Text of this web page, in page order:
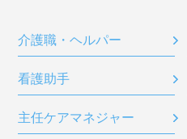
介護職・ヘルパー
看護助手
主任ケアマネジャー